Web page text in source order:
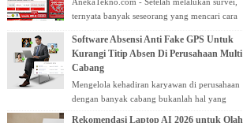
ternyata banyak seseorang yang mencari cara
bu...
Software Absensi Anti Fake GPS Untuk
Kurangi Titip Absen Di Perusahaan Multi
Cabang
Mengelola kehadiran karyawan di perusahaan
dengan banyak cabang bukanlah hal yang
Rekomendasi Laptop AI 2026 untuk Olah